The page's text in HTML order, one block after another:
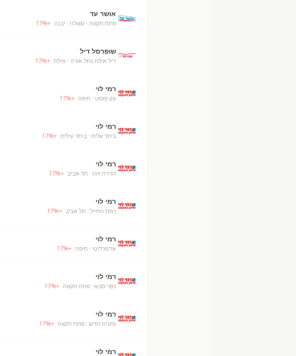
אושר עד
פתח תקווה - סגולה · יבנה +
17%
שופרסל דיל
דיל אילת נחל אורה · אילת +
17%
רמי לוי
צק פוסט · חיפה +
17%
רמי לוי
ביתר עלית · ביתר עילית +
17%
רמי לוי
חדרה ויוה · תל אביב +
17%
רמי לוי
רמת החייל · תל אביב +
17%
רמי לוי
אדמרליטי · חיפה +
17%
רמי לוי
כפר סבא · פתח תקווה +
17%
רמי לוי
נתניה חדש · פתח תקווה +
17%
רמי לוי